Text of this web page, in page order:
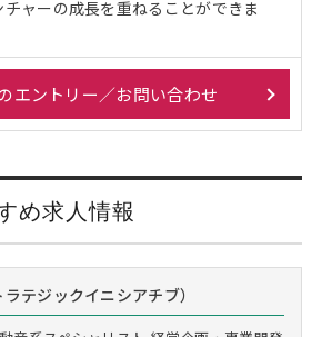
ャーの成長を重ねることができま
エントリー／お問い合わせ
め求人情報
テジックイニシアチブ）